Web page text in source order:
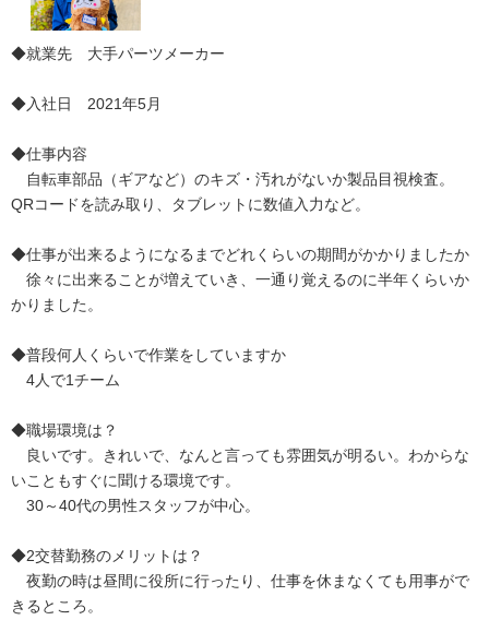
◆就業先 大手パーツメーカー
◆入社日 2021年5月
◆仕事内容
自転車部品（ギアなど）のキズ・汚れがないか製品目視検査。
QRコードを読み取り、タブレットに数値入力など。
◆仕事が出来るようになるまでどれくらいの期間がかかりましたか
徐々に出来ることが増えていき、一通り覚えるのに半年くらいか
かりました。
◆普段何人くらいで作業をしていますか
4人で1チーム
◆職場環境は？
良いです。きれいで、なんと言っても雰囲気が明るい。わからな
いこともすぐに聞ける環境です。
30～40代の男性スタッフが中心。
◆2交替勤務のメリットは？
夜勤の時は昼間に役所に行ったり、仕事を休まなくても用事がで
きるところ。